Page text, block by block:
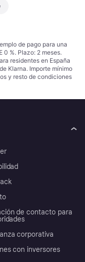
de pago para una
0 %. Plazo: 2 meses.
residentes en España
Klarna. Importe mínimo
y resto de condiciones
de contacto para
corporativa
con inversores